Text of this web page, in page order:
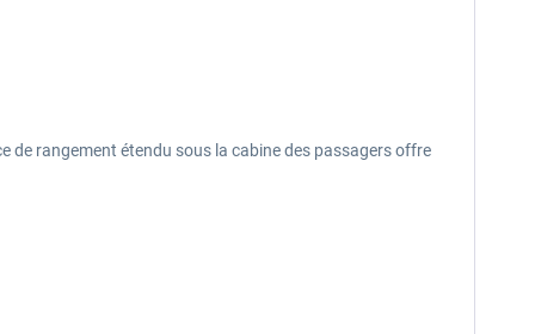
de rangement étendu sous la cabine des passagers offre